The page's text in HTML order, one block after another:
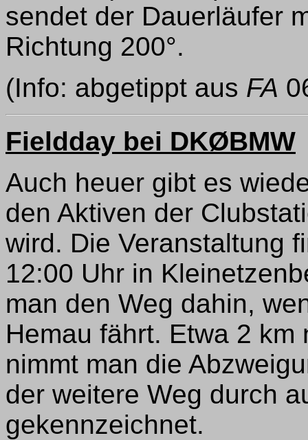
sendet der Dauerläufer
Richtung 200°.
(Info: abgetippt aus FA
Fieldday bei DKØBMW
Auch heuer gibt es
den Aktiven der
wird. Die Veranstaltung
12:00 Uhr in
man den Weg dahin,
Hemau fährt. Etwa 2
nimmt man die
der weitere Weg durch
gekennzeichnet.